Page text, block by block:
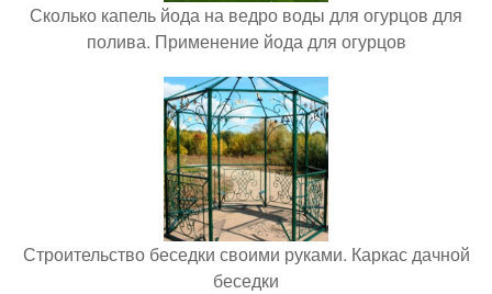
Сколько капель йода на ведро воды для огурцов для
полива. Применение йода для огурцов
Строительство беседки своими руками. Каркас дачной
беседки